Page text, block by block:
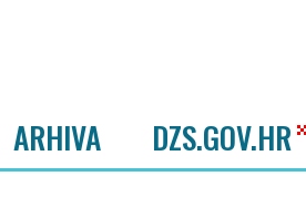
ARHIVA DZS.GOV.HR